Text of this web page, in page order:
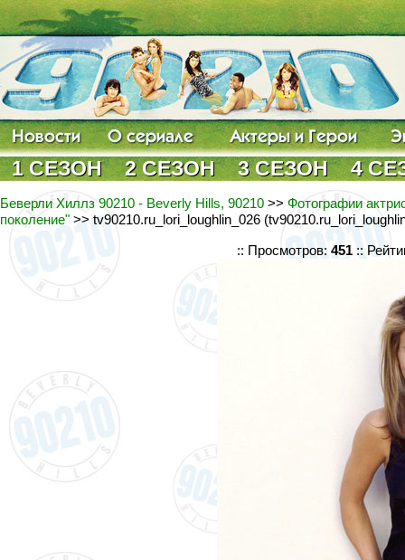
1 СЕЗОН 2 СЕЗОН 3 СЕЗОН 4
Беверли Хиллз 90210 - Beverly Hills, 90210 >> Фотографии
поколение" >> tv90210.ru_lori_loughlin_026
:: Просмотров: 451 ::